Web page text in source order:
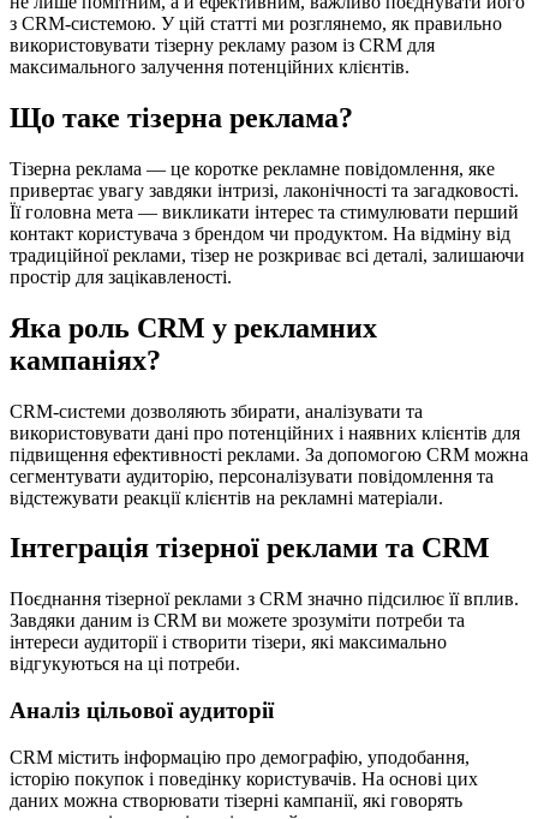
з CRM-системою. У цій статті ми розглянемо, як правильно
використовувати тізерну рекламу разом із CRM для
максимального залучення потенційних клієнтів.
Що таке тізерна реклама?
Тізерна реклама — це коротке рекламне повідомлення, яке
привертає увагу завдяки інтризі, лаконічності та загадковості.
Її головна мета — викликати інтерес та стимулювати перший
контакт користувача з брендом чи продуктом. На відміну від
традиційної реклами, тізер не розкриває всі деталі, залишаючи
простір для зацікавленості.
Яка роль CRM у рекламних
кампаніях?
CRM-системи дозволяють збирати, аналізувати та
використовувати дані про потенційних і наявних клієнтів для
підвищення ефективності реклами. За допомогою CRM можна
сегментувати аудиторію, персоналізувати повідомлення та
відстежувати реакції клієнтів на рекламні матеріали.
Інтеграція тізерної реклами та CRM
Поєднання тізерної реклами з CRM значно підсилює її вплив.
Завдяки даним із CRM ви можете зрозуміти потреби та
інтереси аудиторії і створити тізери, які максимально
відгукуються на ці потреби.
Аналіз цільової аудиторії
CRM містить інформацію про демографію, уподобання,
історію покупок і поведінку користувачів. На основі цих
даних можна створювати тізерні кампанії, які говорять